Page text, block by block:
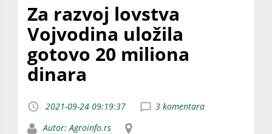
Za razvoj lovstva
Vojvodina uložila
gotovo 20 miliona
dinara
2021-09-24 09:19:37
3 komentara
Autor: Agroinfo.rs